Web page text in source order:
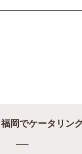
岡でケータリン